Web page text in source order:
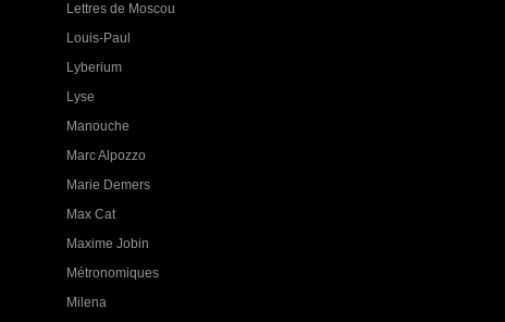
Lettres de Moscou
Louis-Paul
Lyberium
Lyse
Manouche
Marc Alpozzo
Marie Demers
Max Cat
Maxime Jobin
Métronomiques
Milena